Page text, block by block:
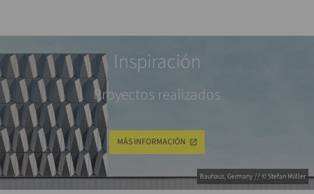
Bauhaus, Germany // © Stefan Müller
Inspiración
Proyectos realizados
MÁS INFORMACIÓN